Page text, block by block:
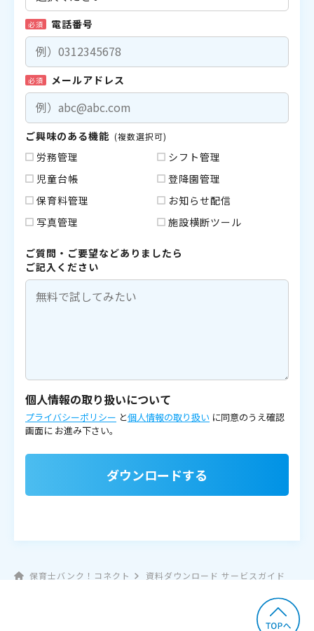
必須 電話番号
必須 メールアドレス
ご興味のある機能 (複数選択可)
労務管理
シフト管理
児童台帳
登降園管理
保育料管理
お知らせ配信
写真管理
施設横断ツール
ご質問・ご要望などありましたら
ご記入ください
個人情報の取り扱いについて
プライバシーポリシー と個人情報の取り扱い に同意のうえ確認
画面に お進み下さい。
ダウンロードする
保育士バンク！コネクト 資料ダウンロード サービスガイド